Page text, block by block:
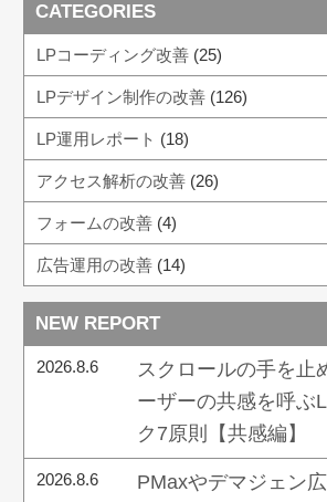
CATEGORIES
LPコーディング改善(25)
LPデザイン制作の改善(126)
LP運用レポート (18)
アクセス解析の改善(26)
フォームの改善(4)
広告運用の改善(14)
NEW REPORT
2026.8.6
スクロールの手を止
ーザーの共感を呼ぶ
ク7原則【共感編】
2026.8.6
PMaxやデマジェン